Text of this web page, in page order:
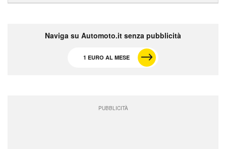
Naviga su Automoto.it senza pubblicità
1 EURO AL MESE
PUBBLICITÀ